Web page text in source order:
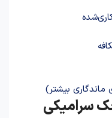
بیشتر)
سرامیکی